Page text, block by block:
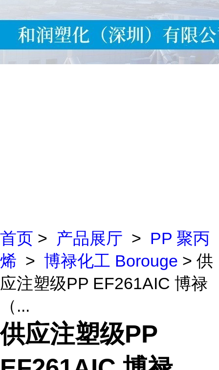
首页 > 产品展厅 > PP 聚丙
烯 > 博禄化工 Borouge > 供
应注塑级PP EF261AIC 博禄
（...
供应注塑级PP